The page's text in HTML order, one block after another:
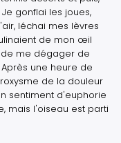
gonflai les joues,
léchai mes lèvres
de mon œil
me dégager de
une heure de
de la douleur
sentiment d'euphorie
mais l'oiseau est parti